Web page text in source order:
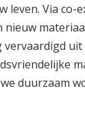
leven. Via co-
nieuw
uit
duurzaam